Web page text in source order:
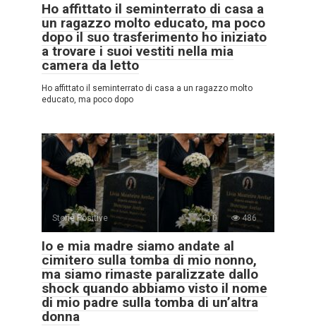
Ho affittato il seminterrato di casa a
un ragazzo molto educato, ma poco
dopo il suo trasferimento ho iniziato
a trovare i suoi vestiti nella mia
camera da letto
Ho affittato il seminterrato di casa a un ragazzo molto
educato, ma poco dopo
Storie Positive 0 486
Io e mia madre siamo andate al
cimitero sulla tomba di mio nonno,
ma siamo rimaste paralizzate dallo
shock quando abbiamo visto il nome
di mio padre sulla tomba di un’altra
donna